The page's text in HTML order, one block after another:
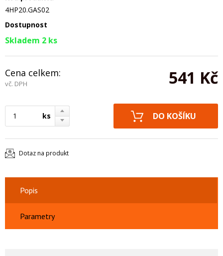
4HP20.GAS02
Dostupnost
Skladem 2 ks
Cena celkem:
vč. DPH 541 Kč
ks
Dotaz na produkt
Popis
Parametry